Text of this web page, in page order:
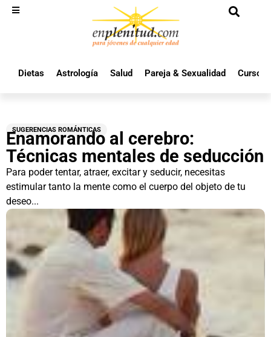
Dietas Astrología Salud Pareja & Sexualidad Cursos
SUGERENCIAS ROMÁNTICAS
Enamorando al cerebro:
Técnicas mentales de seducción
Para poder tentar, atraer, excitar y seducir, necesitas
estimular tanto la mente como el cuerpo del objeto de tu
deseo...